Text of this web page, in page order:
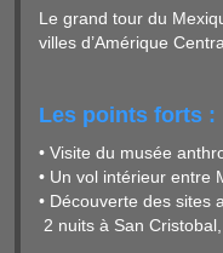
Le grand tour du
villes d’Amérique
Les points forts :
• Visite du musée
• Un vol intérieur entre
• Découverte des sites
2 nuits à San